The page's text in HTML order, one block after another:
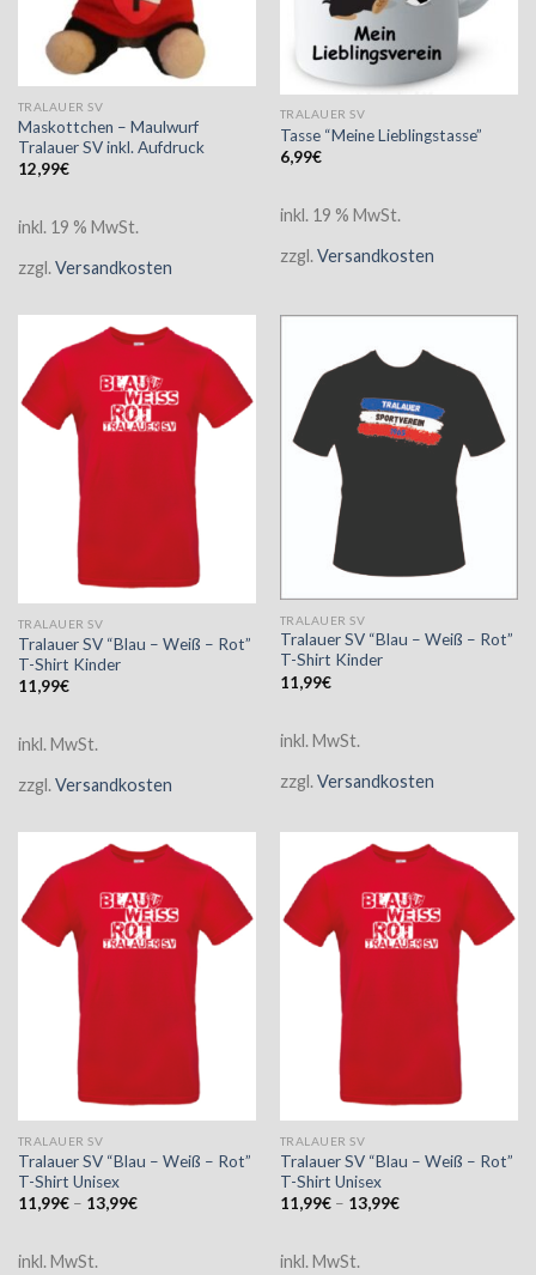
TRALAUER SV
Maskottchen – Maulwurf
Tralauer SV inkl. Aufdruck
12,99€
inkl. 19 % MwSt.
zzgl. Versandkosten
TRALAUER SV
Tasse “Meine Lieblingstasse”
6,99€
inkl. 19 % MwSt.
zzgl.Versandkosten
TRALAUER SV
Tralauer SV “Blau – Weiß – Rot”
T-Shirt Kinder
11,99€
inkl. MwSt.
zzgl. Versandkosten
TRALAUER SV
Tralauer SV “Blau – Weiß – Rot”
T-Shirt Kinder
11,99€
inkl. MwSt.
zzgl. Versandkosten
TRALAUER SV
Tralauer SV “Blau – Weiß – Rot”
T-Shirt Unisex
11,99€– 13,99€
inkl. MwSt.
TRALAUER SV
Tralauer SV “Blau – Weiß – Rot”
T-Shirt Unisex
11,99€– 13,99€
inkl. MwSt.